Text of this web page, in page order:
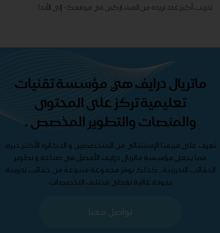
تدريب أكبر عدد تريده من المشاركين في موقعك - ​​إلى الأبد!
ماتريال درايف هي مؤسسة تقنيات
تعليمية تركز على المحتوى
والمنصات والتطوير المخصص .
تعرف على فريقنا الإستثنائي من المتخصصين و الدكاترة الأكثر خبرة،
مما يجعل مؤسسة ماتريال درايف الأفضل في صناعة و تطوير
الحقائب التدريبية , كذلك نوفر مجموعة متنوعة من حقائب تدريبية
بجودة عالية تغطي مختلف التخصصات
تواصل معنا